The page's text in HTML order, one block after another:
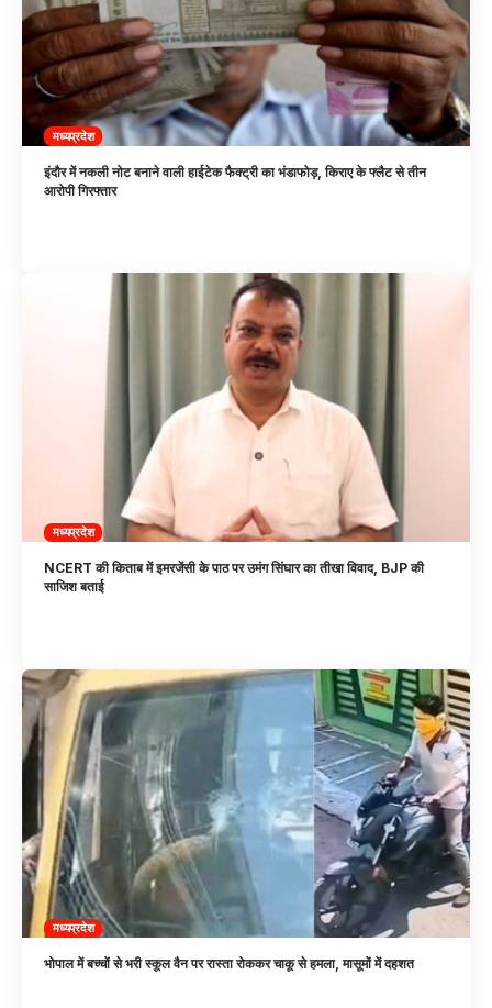
मध्यप्रदेश
इंदौर में नकली नोट बनाने वाली हाईटेक फैक्ट्री का भंडाफोड़, किराए के फ्लैट से तीन
आरोपी गिरफ्तार
मध्यप्रदेश
NCERT की किताब में इमरजेंसी के पाठ पर उमंग सिंघार का तीखा विवाद, BJP की
साजिश बताई
मध्यप्रदेश
भोपाल में बच्चों से भरी स्कूल वैन पर रास्ता रोककर चाकू से हमला, मासूमों में दहशत